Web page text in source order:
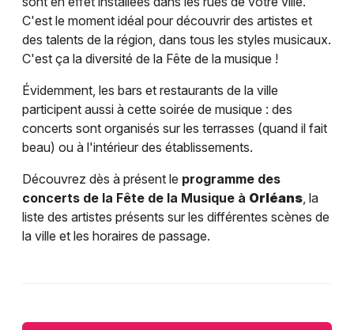
C'est le moment idéal pour découvrir des artistes et
des talents de la région, dans tous les styles musicaux.
C'est ça la diversité de la Fête de la musique !
Évidemment, les bars et restaurants de la ville
participent aussi à cette soirée de musique : des
concerts sont organisés sur les terrasses (quand il fait
beau) ou à l'intérieur des établissements.
Découvrez dès à présent le programme des
concerts de la Fête de la Musique à Orléans, la
liste des artistes présents sur les différentes scènes de
la ville et les horaires de passage.